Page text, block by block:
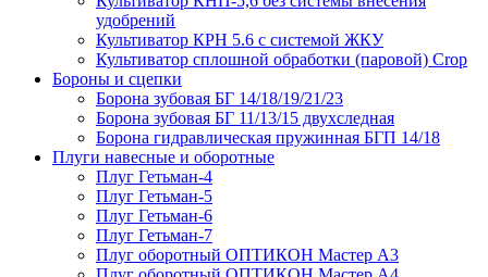
удобрений
Культиватор КРН 5.6 с системой ЖКУ
Культиватор сплошной обработки (паровой) Crop
Бороны и сцепки
Борона зубовая БГ 14/18/19/21/23
Борона зубовая БГ 11/13/15 двухследная
Борона гидравлическая пружинная БГП 14/18
Плуги навесные и оборотные
Плуг Гетьман-4
Плуг Гетьман-5
Плуг Гетьман-6
Плуг Гетьман-7
Плуг оборотный ОПТИКОН Мастер А3